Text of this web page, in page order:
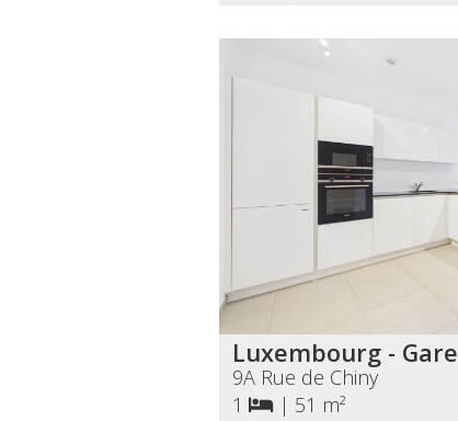
Luxembourg - Gare
9A Rue de Chiny
1
| 51 m²